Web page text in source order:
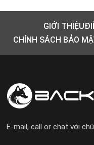
GIỚI THIỆU
CHÍNH SÁCH BẢO
E-mail, call or chat với